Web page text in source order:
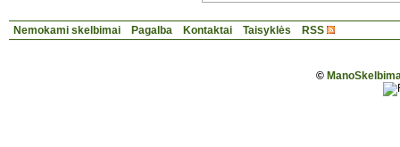
Nemokami skelbimai Pagalba Kontaktai Taisyklės RSS
©